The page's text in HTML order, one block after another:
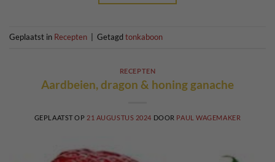
Geplaatst in Recepten Getagdtonkaboon
RECEPTEN
Aardbeien, dragon & honing ganache
GEPLAATST OP 21 AUGUSTUS 2024 DOOR PAUL WAGEMAKER